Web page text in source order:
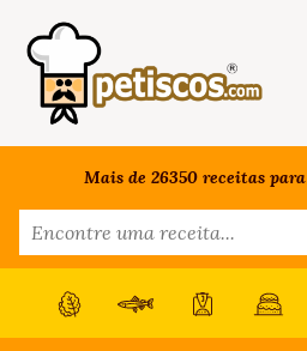
Mais de 26350 receitas